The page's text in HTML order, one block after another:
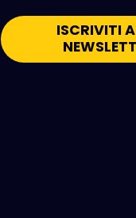
ISCRIVITI